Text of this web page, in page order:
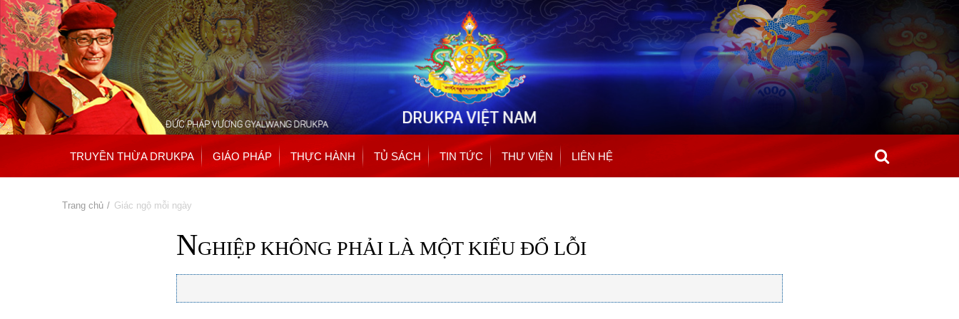
Nhảy
đến
nội
dung
TRUYỀN THỪA DRUKPA GIÁO PHÁP THỰC HÀNH TỦ SÁCH TIN TỨC THƯ VIỆN LIÊN HỆ
Trang chủ » Giác ngộ mỗi ngày
NGHIỆP KHÔNG PHẢI LÀ MỘT KIỂU ĐỔ LỖI